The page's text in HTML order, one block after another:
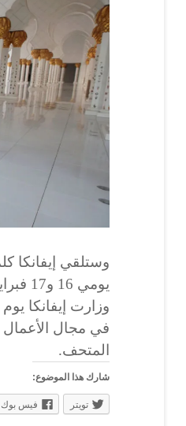
وستلقي إيفانكا
يومي 16 و17 فبراير شباط.
وزارت إيفانكا
في مجال
المتحف.
شارك هذا الموضوع:
تويتر فيس بوك